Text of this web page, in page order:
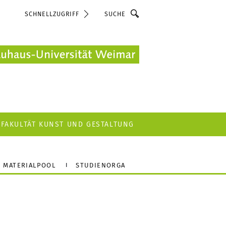
SCHNELLZUGRIFF Suche
FAKULTÄT KUNST UND GESTALTUNG
MATERIALPOOL STUDIENORGA